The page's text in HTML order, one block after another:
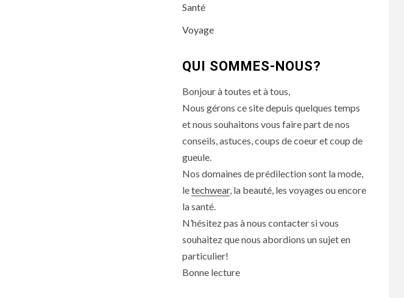
Santé
Voyage
QUI SOMMES-NOUS?
Bonjour à toutes et à tous,
Nous gérons ce site depuis quelques temps
et nous souhaitons vous faire part de nos
conseils, astuces, coups de coeur et coup de
gueule.
Nos domaines de prédilection sont la mode,
letechwear, la beauté, les voyages ou encore
la santé.
N’hésitez pas à nous contacter si vous
souhaitez que nous abordions un sujet en
particulier!
Bonne lecture